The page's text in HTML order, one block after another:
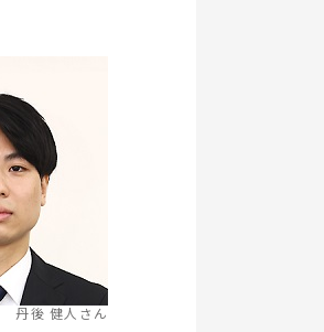
丹後 健人さん